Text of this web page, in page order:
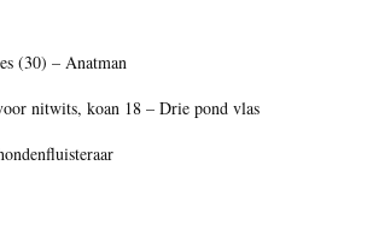
(30) – Anatman
nitwits, koan 18 – Drie pond vlas